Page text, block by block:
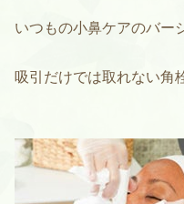
いつもの小鼻ケアのバー
吸引だけでは取れない角